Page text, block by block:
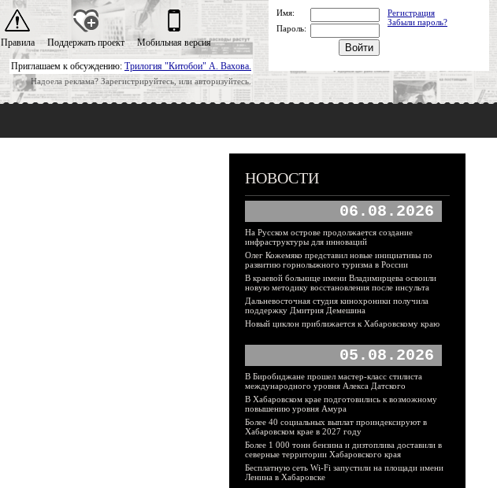
Приглашаем к обсуждению: Трилогия "Китобои" А. Вахова.
Надоела реклама? Зарегистрируйтесь, или авторизуйтесь.
Правила Поддержать проект Мобильная версия
Имя:
Регистрация
Забыли пароль?
Пароль:
НОВОСТИ
06.08.2026
На Русском острове продолжается создание
инфраструктуры для инноваций
Олег Кожемяко представил новые инициативы по
развитию горнолыжного туризма в России
В краевой больнице имени Владимирцева освоили
новую методику восстановления после инсульта
Дальневосточная студия кинохроники получила
поддержку Дмитрия Демешина
Новый циклон приближается к Хабаровскому краю
05.08.2026
В Биробиджане прошел мастер-класс стилиста
международного уровня Алекса Датского
В Хабаровском крае подготовились к возможному
повышению уровня Амура
Более 40 социальных выплат проиндексируют в
Хабаровском крае в 2027 году
Более 1 000 тонн бензина и дизтоплива доставили в
северные территории Хабаровского края
Бесплатную сеть Wi-Fi запустили на площади имени
Ленина в Хабаровске